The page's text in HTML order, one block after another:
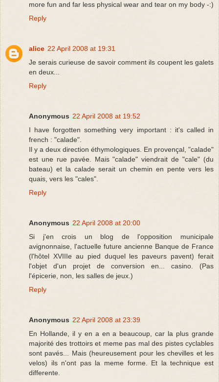
more fun and far less physical wear and tear on my body -:)
Reply
alice 22 April 2008 at 19:31
Je serais curieuse de savoir comment ils coupent les galets
en deux...
Reply
Anonymous 22 April 2008 at 19:52
I have forgotten something very important : it's called in
french : "calade".
Il y a deux direction éthymologiques. En provençal, "calade"
est une rue pavée. Mais "calade" viendrait de "cale" (du
bateau) et la calade serait un chemin en pente vers les
quais, vers les "cales".
Reply
Anonymous 22 April 2008 at 20:00
Si j'en crois un blog de l'opposition municipale
avignonnaise, l'actuelle future ancienne Banque de France
(l'hôtel XVIIIe au pied duquel les paveurs pavent) ferait
l'objet d'un projet de conversion en... casino. (Pas
l'épicerie, non, les salles de jeux.)
Reply
Anonymous 22 April 2008 at 23:39
En Hollande, il y en a en a beaucoup, car la plus grande
majorité des trottoirs et meme pas mal des pistes cyclables
sont pavés... Mais (heureusement pour les chevilles et les
velos) ils n'ont pas la meme forme. Et la technique est
differente.